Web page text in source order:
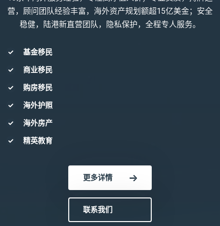
营，顾问团队经验丰富，海外资产规划额超15亿美金；安全
稳健，陆港新直营团队，隐私保护，全程专人服务。
基金移民
商业移民
购房移民
海外护照
海外房产
精英教育
更多详情
联系我们